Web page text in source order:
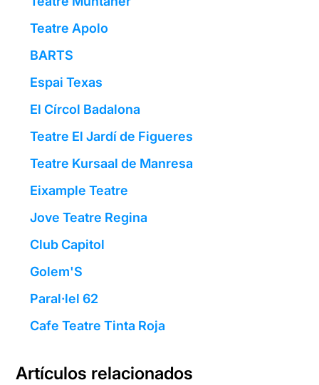
Teatre Apolo
BARTS
Espai Texas
El Círcol Badalona
Teatre El Jardí de Figueres
Teatre Kursaal de Manresa
Eixample Teatre
Jove Teatre Regina
Club Capitol
Golem'S
Paral·lel 62
Cafe Teatre Tinta Roja
Artículos relacionados